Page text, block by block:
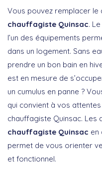
Vous pouvez remplacer le
chauffagiste Quinsac.
l’un des équipements
dans un logement. Sans
prendre un bon bain en
est en mesure de
un cumulus en panne ?
qui convient à vos
chauffagiste Quinsac. Les
chauffagiste Quinsac en
permet de vous orienter
et fonctionnel.